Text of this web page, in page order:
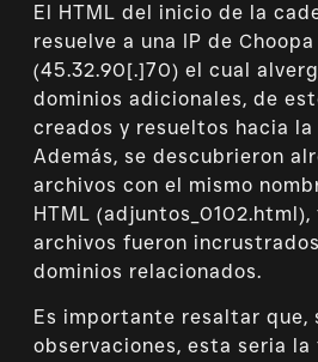
El HTML del inicio de la
resuelve a una IP de Choopa
(45.32.90[.]70) el cual
dominios adicionales, de
creados y resueltos hacia la
Además, se descubrieron
archivos con el mismo
HTML
archivos fueron
dominios relacionados.
Es importante resaltar que,
observaciones, esta seria